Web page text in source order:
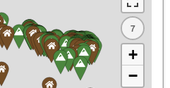
7
+
−